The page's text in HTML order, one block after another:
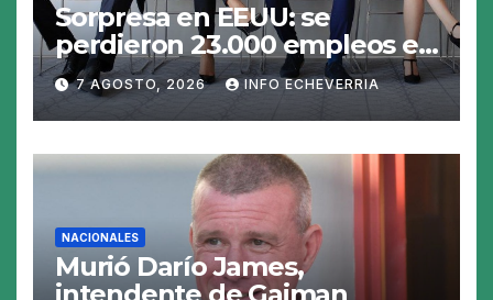
Sorpresa en EEUU: se
perdieron 23.000 empleos en
julio y el mercado recalcula
las perspectivas para las
tasas
7 AGOSTO, 2026 INFO ECHEVERRIA
NACIONALES
Murió Darío James,